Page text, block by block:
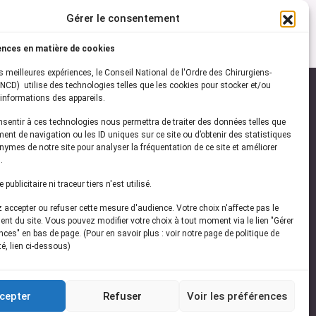
Gérer le consentement
en matière de cookies
meilleures expériences, le Conseil National de l'Ordre des Chirurgiens-
utilise des technologies telles que les cookies pour stocker et/ou
des appareils.
à ces technologies nous permettra de traiter des données telles que
de navigation ou les ID uniques sur ce site ou d’obtenir des statistiques
de notre site pour analyser la fréquentation de ce site et améliorer
publicitaire ni traceur tiers n'est utilisé.
accepter ou refuser cette mesure d'audience. Votre choix n'affecte pas le
du site. Vous pouvez modifier votre choix à tout moment via le lien "Gérer
en bas de page. (Pour en savoir plus : voir notre page de politique de
lien ci-dessous)
Refuser Voir les préférences
vous à notrenewsletter
les dernières actualités de l'ONCD